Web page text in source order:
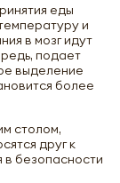
еды
и
в мозг идут
подает
выделение
более
столом,
друг к
в безопасности